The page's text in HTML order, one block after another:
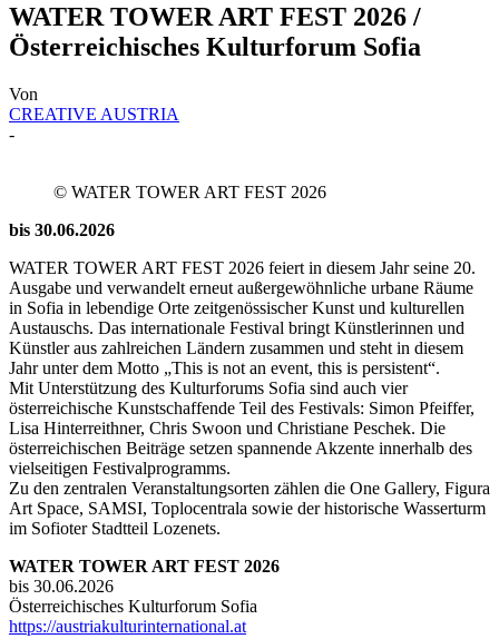
WATER TOWER ART FEST 2026 /
Österreichisches Kulturforum Sofia
Von
CREATIVE AUSTRIA
-
© WATER TOWER ART FEST 2026
bis 30.06.2026
WATER TOWER ART FEST 2026 feiert in diesem Jahr seine 20.
Ausgabe und verwandelt erneut außergewöhnliche urbane Räume
in Sofia in lebendige Orte zeitgenössischer Kunst und kulturellen
Austauschs. Das internationale Festival bringt Künstlerinnen und
Künstler aus zahlreichen Ländern zusammen und steht in diesem
Jahr unter dem Motto „This is not an event, this is persistent“.
Mit Unterstützung des Kulturforums Sofia sind auch vier
österreichische Kunstschaffende Teil des Festivals: Simon Pfeiffer,
Lisa Hinterreithner, Chris Swoon und Christiane Peschek. Die
österreichischen Beiträge setzen spannende Akzente innerhalb des
vielseitigen Festivalprogramms.
Zu den zentralen Veranstaltungsorten zählen die One Gallery, Figura
Art Space, SAMSI, Toplocentrala sowie der historische Wasserturm
im Sofioter Stadtteil Lozenets.
WATER TOWER ART FEST 2026
bis 30.06.2026
Österreichisches Kulturforum Sofia
https://austriakulturinternational.at